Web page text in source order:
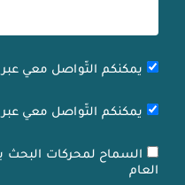
يمكنكم التّواصل معي عبر
يمكنكم التّواصل معي
السماح لمحركات
العام